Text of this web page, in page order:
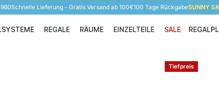
Schnelle Lieferung - Gratis Versand ab 100€100 Tage RückgabeSUNNY
Regalsysteme
REGALE
Regale
RÄUME
Räume
EINZELTEILE
Einzelteile
SALE
Tiefpreis